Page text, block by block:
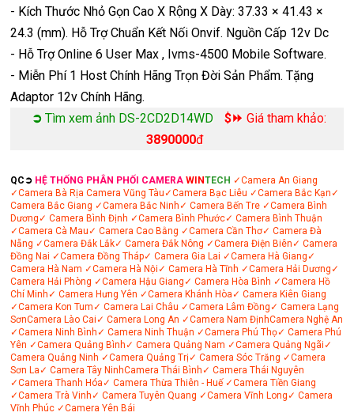
- Kích Thước Nhỏ Gọn Cao X Rộng X Dày: 37.33 × 41.43 ×
24.3 (mm). Hỗ Trợ Chuẩn Kết Nối Onvif. Nguồn Cấp 12v Dc
- Hỗ Trợ Online 6 User Max , Ivms-4500 Mobile Software.
- Miễn Phí 1 Host Chính Hãng Trọn Đời Sản Phẩm. Tặng
Adaptor 12v Chính Hãng.
➲Tìm xem ảnh DS-2CD2D14WD $⏩ Giá tham khảo:
3890000đ
QC➲ HỆ THỐNG PHÂN PHỐI CAMERA WINTECH ✓Camera An Giang
✓Camera Bà Rịa Camera Vũng Tàu ✓Camera Bạc Liêu ✓Camera Bắc Kạn ✓
Camera Bắc Giang ✓Camera Bắc Ninh ✓ Camera Bến Tre ✓Camera Bình
Dương ✓ Camera Bình Định ✓Camera Bình Phước✓ Camera Bình Thuận
✓Camera Cà Mau ✓ Camera Cao Bằng ✓Camera Cần Thơ✓ Camera Đà
Nẵng ✓Camera Đắk Lắk✓ Camera Đắk Nông ✓Camera Điện Biên ✓ Camera
Đồng Nai ✓Camera Đồng Tháp✓ Camera Gia Lai ✓Camera Hà Giang ✓
Camera Hà Nam ✓Camera Hà Nội ✓ Camera Hà Tĩnh ✓Camera Hải Dương ✓
Camera Hải Phòng ✓Camera Hậu Giang ✓ Camera Hòa Bình ✓Camera Hồ
Chí Minh ✓ Camera Hưng Yên ✓Camera Khánh Hòa ✓ Camera Kiên Giang
✓Camera Kon Tum ✓ Camera Lai Châu ✓Camera Lâm Đồng ✓ Camera Lạng
SơnCamera Lào Cai ✓ Camera Long An ✓Camera Nam ĐịnhCamera Nghệ An
✓Camera Ninh Bình ✓ Camera Ninh Thuận ✓Camera Phú Thọ✓ Camera Phú
Yên ✓Camera Quảng Bình ✓ Camera Quảng Nam ✓Camera Quảng Ngãi ✓
Camera Quảng Ninh ✓Camera Quảng Trị ✓ Camera Sóc Trăng ✓Camera
Sơn La ✓ Camera Tây NinhCamera Thái Bình ✓ Camera Thái Nguyên
✓Camera Thanh Hóa ✓ Camera Thừa Thiên - Huế ✓Camera Tiền Giang
✓Camera Trà Vinh ✓ Camera Tuyên Quang ✓Camera Vĩnh Long ✓ Camera
Vĩnh Phúc ✓Camera Yên Bái